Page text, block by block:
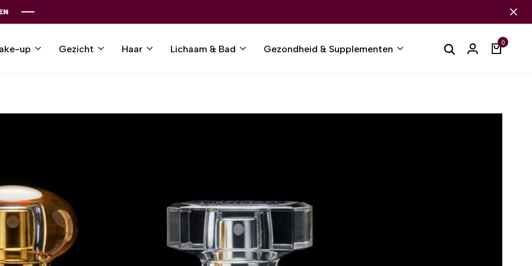
up Gezicht Haar Lichaam & Bad Gezondheid & Supplementen
0